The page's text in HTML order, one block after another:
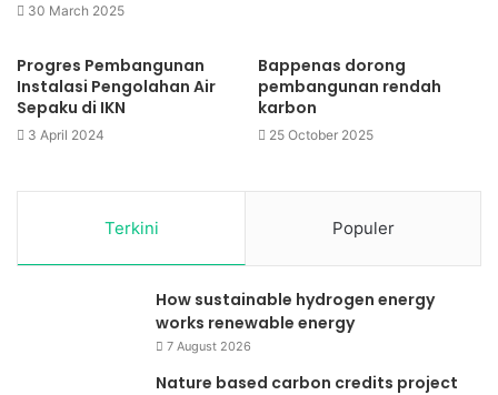
30 March 2025
Progres Pembangunan
Instalasi Pengolahan Air
Sepaku di IKN
3 April 2024
Bappenas dorong
pembangunan rendah
karbon
25 October 2025
Terkini Populer
How sustainable hydrogen energy
works renewable energy
7 August 2026
Nature based carbon credits project